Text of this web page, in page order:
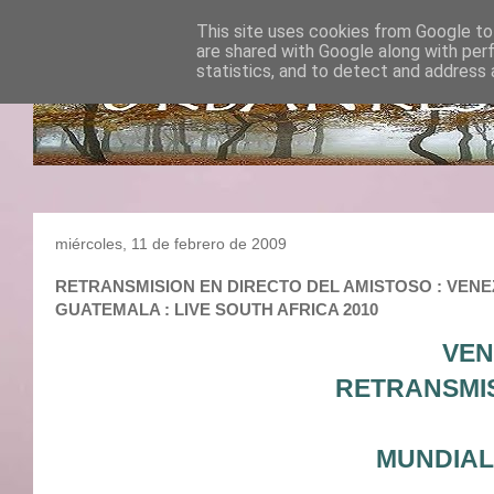
miércoles, 11 de febrero de 2009
RETRANSMISION EN DIRECTO DEL AMISTOSO :
GUATEMALA : LIVE SOUTH AFRICA 2010
This site uses cookies from Google
are shared with Google along with
statistics, and to detect and address